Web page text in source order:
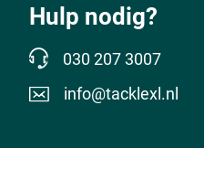
Hulp nodig?
030 207 3007
info@tacklexl.nl